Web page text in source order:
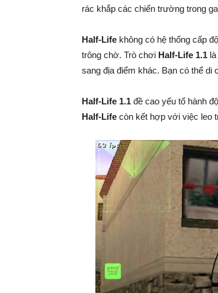
rác khắp các chiến trường trong
Half-Life không có hệ thống cấp
trông chờ. Trò chơi Half-Life 1.1
sang địa điểm khác. Bạn có thể di
Half-Life 1.1 đề cao yếu tố hành
Half-Life còn kết hợp với việc leo